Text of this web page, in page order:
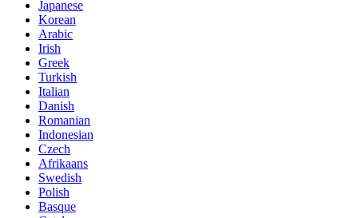
Japanese
Korean
Arabic
Irish
Greek
Turkish
Italian
Danish
Romanian
Indonesian
Czech
Afrikaans
Swedish
Polish
Basque